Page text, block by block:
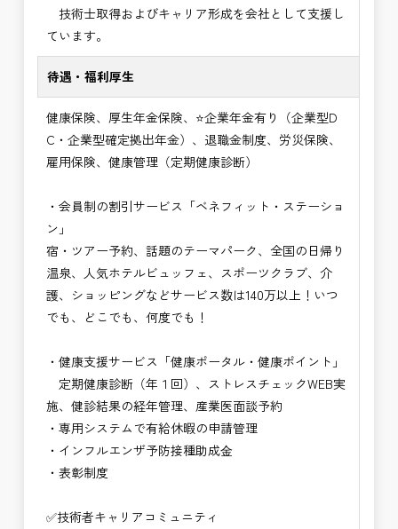
技術士取得およびキャリア形成を会社として支援し
ています。
待遇・福利厚生
健康保険、厚生年金保険、⭐企業年金有り（企業型D
C・企業型確定拠出年金）、退職金制度、労災保険、
雇用保険、健康管理（定期健康診断）
・会員制の割引サービス「ベネフィット・ステーショ
ン」
宿・ツアー予約、話題のテーマパーク、全国の日帰り
温泉、人気ホテルビュッフェ、スポーツクラブ、介
護、ショッピングなどサービス数は140万以上！いつ
でも、どこでも、何度でも！
・健康支援サービス「健康ポータル・健康ポイント」
定期健康診断（年１回）、ストレスチェックWEB実
施、健診結果の経年管理、産業医面談予約
・専用システムで有給休暇の申請管理
・インフルエンザ予防接種助成⾦
・表彰制度
✅技術者キャリアコミュニティ